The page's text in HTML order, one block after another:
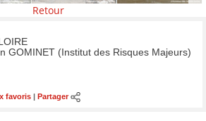
Retour
GOMINET (Institut des Risques Majeurs)
favoris Partager